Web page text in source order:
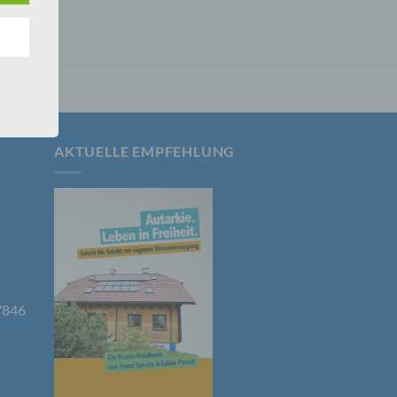
AKTUELLE EMPFEHLUNG
zu